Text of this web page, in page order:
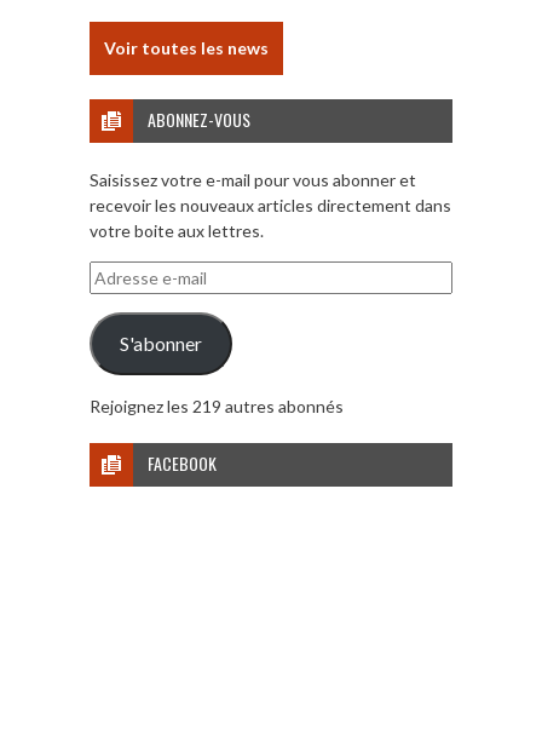
Voir toutes les news
ABONNEZ-VOUS
Saisissez votre e-mail pour vous abonner et
recevoir les nouveaux articles directement dans
votre boite aux lettres.
Adresse
e-
mail
S'abonner
Rejoignez les 219 autres abonnés
FACEBOOK